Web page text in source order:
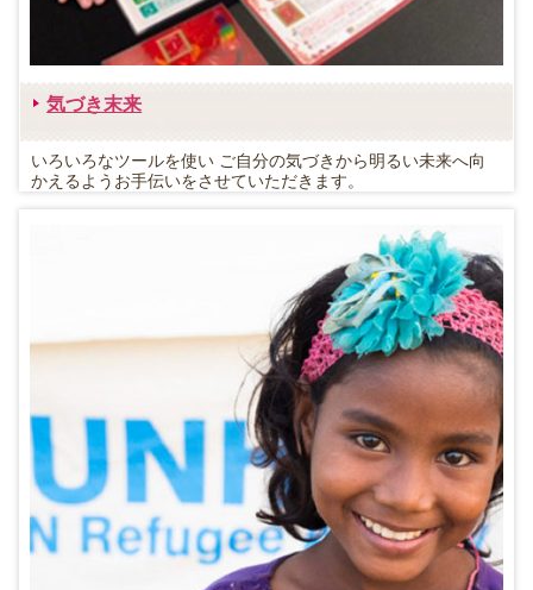
気づき末来
いろいろなツールを使い ご自分の気づきから明るい未来へ向
かえるようお手伝いをさせていただきます。